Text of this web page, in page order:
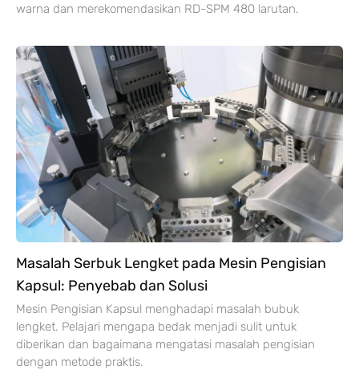
warna dan merekomendasikan RD-SPM 480 larutan.
Masalah Serbuk Lengket pada Mesin Pengisian
Kapsul: Penyebab dan Solusi
Mesin Pengisian Kapsul menghadapi masalah bubuk
lengket. Pelajari mengapa bedak menjadi sulit untuk
diberikan dan bagaimana mengatasi masalah pengisian
dengan metode praktis.